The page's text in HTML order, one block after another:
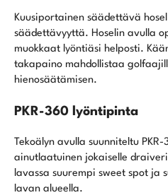
Kuusiportainen säädettävä
säädettävyyttä. Hoselin avulla
muokkaat lyöntiäsi helposti.
takapaino mahdollistaa
hienosäätämisen.
PKR-360 lyöntipinta
Tekoälyn avulla suunniteltu
ainutlaatuinen jokaiselle
lavassa suurempi sweet spot ja
lavan alueella.